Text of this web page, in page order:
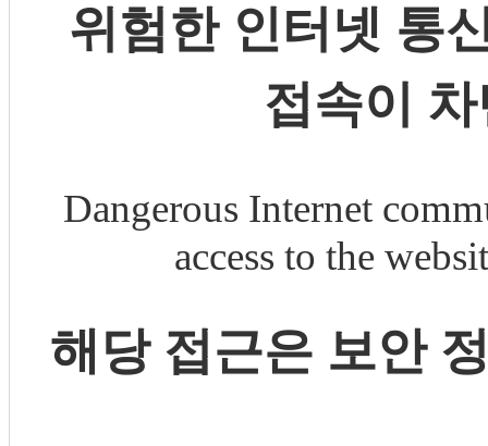
위험한 인터넷 통
접속이
Dangerous Internet
access to the
해당 접근은 보안